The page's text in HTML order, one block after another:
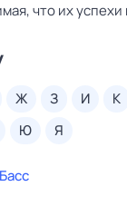
что их
ж з и к
ю я